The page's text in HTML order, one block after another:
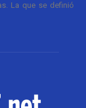
La que se definió